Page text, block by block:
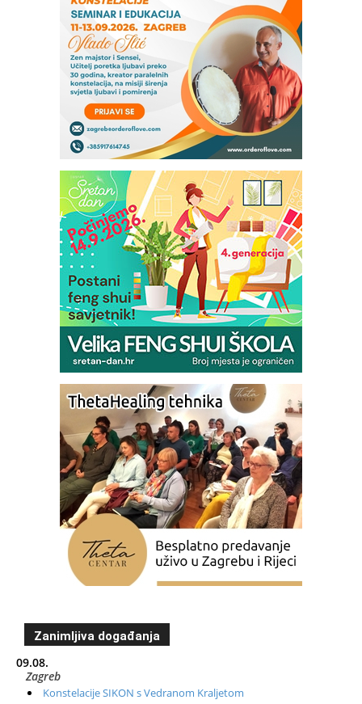
Zanimljiva događanja
09.08.
Zagreb
Konstelacije SIKON s Vedranom Kraljetom